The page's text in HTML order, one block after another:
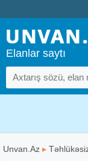
Elanlar saytı
Unvan.Az ▸